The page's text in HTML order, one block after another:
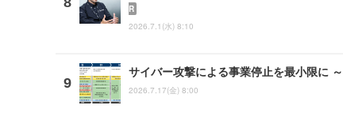
R
2026.7.1(水) 8:10
サイバー攻撃による事業停止を最小限に
2026.7.17(金) 8:00